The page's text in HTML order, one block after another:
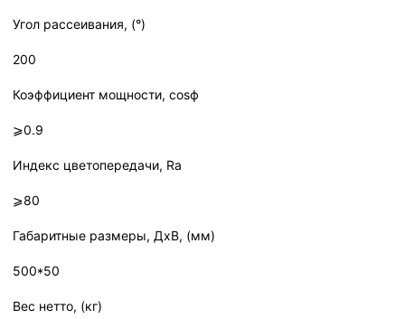
Угол рассеивания, (°)
200
Коэффициент мощности, cosϕ
⩾0.9
Индекс цветопередачи, Ra
⩾80
Габаритные размеры, ДхВ, (мм)
500*50
Вес нетто, (кг)